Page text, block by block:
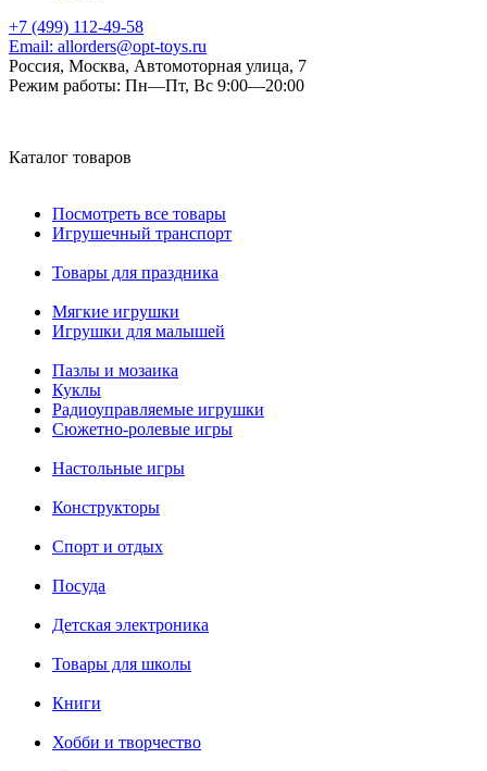
+7 (499) 112-49-58
Email: allorders@opt-toys.ru
Россия, Москва, Автомоторная улица, 7
Режим работы: Пн—Пт, Вс 9:00—20:00
Каталог товаров
Посмотреть все товары
Игрушечный транспорт
Товары для праздника
Мягкие игрушки
Игрушки для малышей
Пазлы и мозаика
Куклы
Радиоуправляемые игрушки
Сюжетно-ролевые игры
Настольные игры
Конструкторы
Спорт и отдых
Посуда
Детская электроника
Товары для школы
Книги
Хобби и творчество